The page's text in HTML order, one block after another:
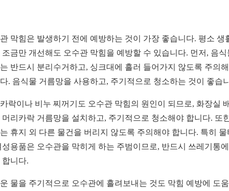
막힘은 발생하기 전에 예방하는 것이 가장 좋습니다. 평소 생
조금만 개선해도 오수관 막힘을 예방할 수 있습니다. 먼저, 음식
반드시 분리수거하고, 싱크대에 흘러 들어가지 않도록 주의
. 음식물 거름망을 사용하고, 주기적으로 청소하는 것이 좋습
락이나 비누 찌꺼기도 오수관 막힘의 원인이 되므로, 화장실
머리카락 거름망을 설치하고, 주기적으로 청소해야 합니다. 또
휴지 외 다른 물건을 버리지 않도록 주의해야 합니다. 특히 물
성용품은 오수관을 막히게 하는 주범이므로, 반드시 쓰레기통
합니다.
물을 주기적으로 오수관에 흘려보내는 것도 막힘 예방에 도